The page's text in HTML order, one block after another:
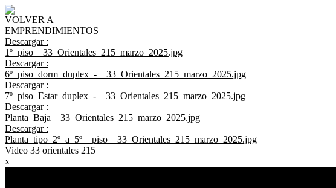
VOLVER A
EMPRENDIMIENTOS
Descargar :
1º_piso__33_Orientales_215_marzo_2025.jpg
Descargar :
6º_piso_dorm_duplex_-__33_Orientales_215_marzo_2025.jpg
Descargar :
7º_piso_Estar_duplex_-__33_Orientales_215_marzo_2025.jpg
Descargar :
Planta_Baja__33_Orientales_215_marzo_2025.jpg
Descargar :
Planta_tipo_2º_a_5º__piso__33_Orientales_215_marzo_2025.jpg
Video 33 orientales 215
x